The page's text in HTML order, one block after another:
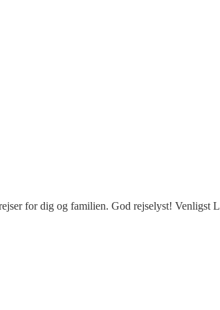
for dig og familien. God rejselyst! Venligst